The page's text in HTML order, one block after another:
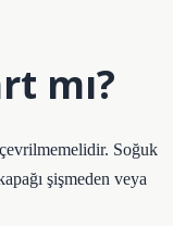
mı?
Soğuk
şişmeden veya